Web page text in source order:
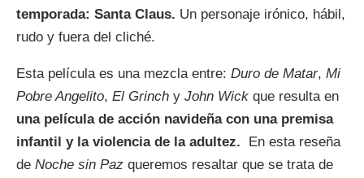
temporada: Santa Claus. Un personaje irónico, hábil,
rudo y fuera del cliché.
Esta película es una mezcla entre: Duro de Matar, Mi
Pobre Angelito, El Grinch y John Wick que resulta en
una película de acción navideña con una premisa
infantil y la violencia de la adultez.
En esta reseña
de Noche sin Paz queremos resaltar que se trata de